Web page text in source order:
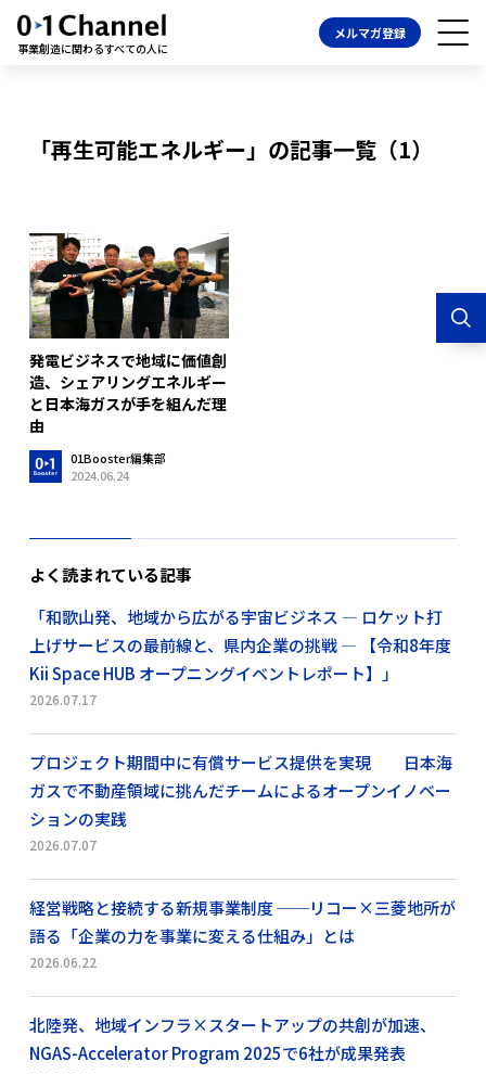
事業創造に関わるすべての人に
メルマガ登録
「再生可能エネルギー」の記事一覧（1）
発電ビジネスで地域に価値創
造、シェアリングエネルギー
と日本海ガスが手を組んだ理
由
01Booster編集部
2024.06.24
よく読まれている記事
「和歌山発、地域から広がる宇宙ビジネス ― ロケット打
上げサービスの最前線と、県内企業の挑戦 ― 【令和8年度
Kii Space HUB オープニングイベントレポート】」
2026.07.17
プロジェクト期間中に有償サービス提供を実現 日本海
ガスで不動産領域に挑んだチームによるオープンイノベー
ションの実践
2026.07.07
経営戦略と接続する新規事業制度 ──リコー×三菱地所が
語る「企業の力を事業に変える仕組み」とは
2026.06.22
北陸発、地域インフラ×スタートアップの共創が加速、
NGAS-Accelerator Program 2025で6社が成果発表